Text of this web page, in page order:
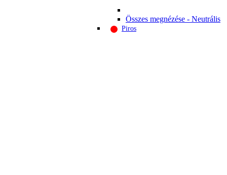
Összes megnézése - Neutrális
Piros